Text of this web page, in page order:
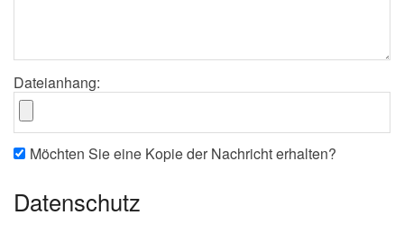
Dateianhang:
Möchten Sie eine Kopie der Nachricht erhalten?
Datenschutz